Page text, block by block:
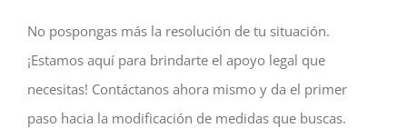
No pospongas más la resolución de tu situación.
¡Estamos aquí para brindarte el apoyo legal que
necesitas! Contáctanos ahora mismo y da el primer
paso hacia la modificación de medidas que buscas.